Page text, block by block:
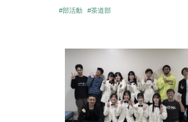
#部活動 #茶道部